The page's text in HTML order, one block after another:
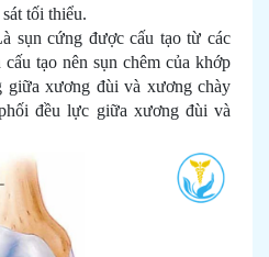
tối thiểu.
sụn cứng được cấu tạo từ các
tạo nên sụn chêm của khớp
giữa xương đùi và xương chày
đều lực giữa xương đùi và